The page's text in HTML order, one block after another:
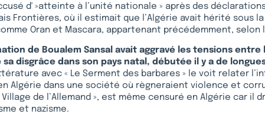
d' »atteinte à l’unité nationale » après des
Frontières, où il estimait que l’Algérie avait hérité sous
Oran et Mascara, appartenant précédemment, selon
de Boualem Sansal avait aggravé les tensions entre
disgrâce dans son pays natal, débutée il y a de
avec « Le Serment des barbares » le voit relater
Algérie dans une société où règneraient violence et
Village de l’Allemand », est même censuré en Algérie car il
et nazisme.